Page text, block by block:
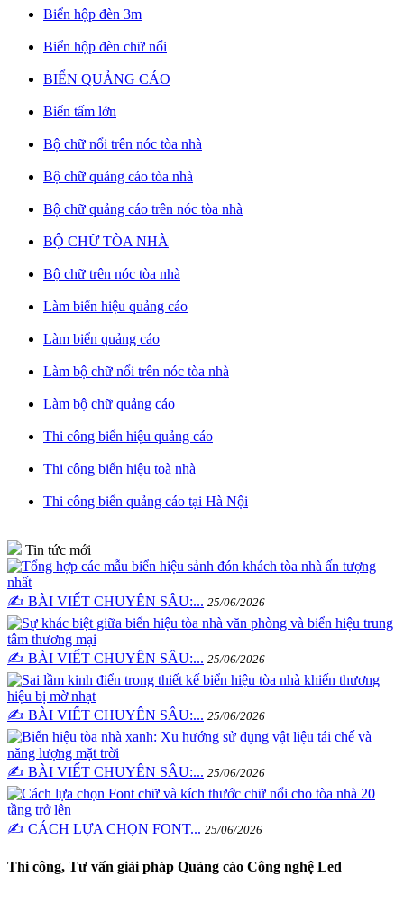
Biển hộp đèn 3m
Biển hộp đèn chữ nổi
BIỂN QUẢNG CÁO
Biển tấm lớn
Bộ chữ nổi trên nóc tòa nhà
Bộ chữ quảng cáo tòa nhà
Bộ chữ quảng cáo trên nóc tòa nhà
BỘ CHỮ TÒA NHÀ
Bộ chữ trên nóc tòa nhà
Làm biển hiệu quảng cáo
Làm biển quảng cáo
Làm bộ chữ nổi trên nóc tòa nhà
Làm bộ chữ quảng cáo
Thi công biển hiệu quảng cáo
Thi công biển hiệu toà nhà
Thi công biển quảng cáo tại Hà Nội
Tin tức mới
✍️ BÀI VIẾT CHUYÊN SÂU:... 25/06/2026
✍️ BÀI VIẾT CHUYÊN SÂU:... 25/06/2026
✍️ BÀI VIẾT CHUYÊN SÂU:... 25/06/2026
✍️ BÀI VIẾT CHUYÊN SÂU:... 25/06/2026
✍️ CÁCH LỰA CHỌN FONT... 25/06/2026
Thi công, Tư vấn giải pháp Quảng cáo Công nghệ Led